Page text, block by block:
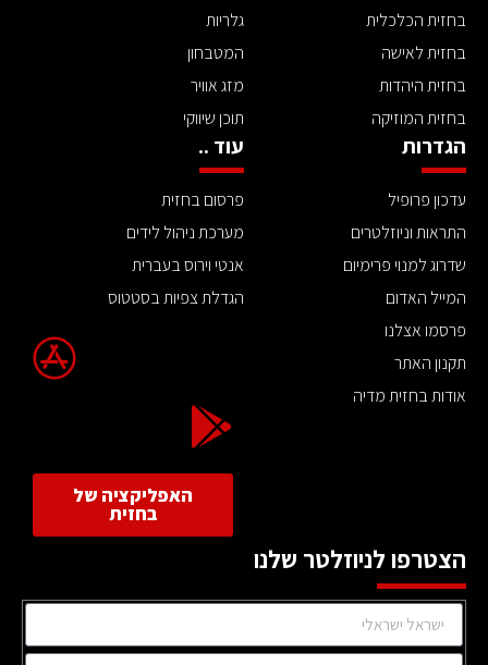
בחזית הכלכלית
בחזית לאישה
בחזית היהדות
בחזית המוזיקה
גלריות
המטבחון
מזג אוויר
תוכן שיווקי
הגדרות
עדכון פרופיל
התראות וניוזלטרים
שדרוג למנוי פרימיום
המייל האדום
פרסמו אצלנו
תקנון האתר
אודות בחזית מדיה
עוד ..
פרסום בחזית
מערכת ניהול לידים
אנטי וירוס בעברית
הגדלת צפיות בסטטוס
האפליקציה של
בחזית
הצטרפו לניוזלטר שלנו